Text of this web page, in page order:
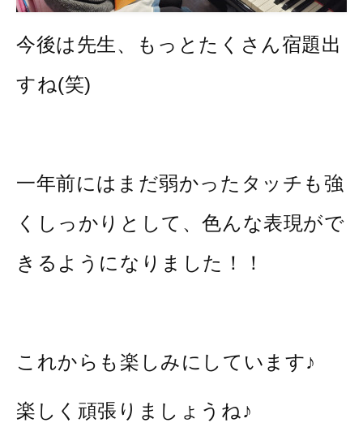
今後は先生、もっとたくさん宿題出
すね(笑)
一年前にはまだ弱かったタッチも強
くしっかりとして、色んな表現がで
きるようになりました！！
これからも楽しみにしています♪
楽しく頑張りましょうね♪